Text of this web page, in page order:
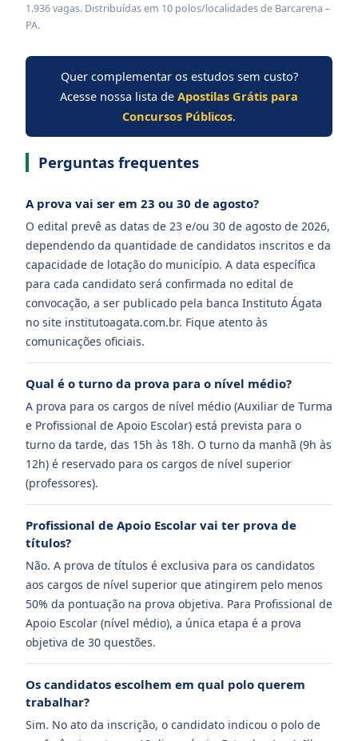
1.936 vagas. Distribuídas em 10 polos/localidades de Barcarena –
PA.
Quer complementar os estudos sem custo?
Acesse nossa lista de Apostilas Grátis para
Concursos Públicos.
Perguntas frequentes
A prova vai ser em 23 ou 30 de agosto?
O edital prevê as datas de 23 e/ou 30 de agosto de 2026,
dependendo da quantidade de candidatos inscritos e da
capacidade de lotação do município. A data específica
para cada candidato será confirmada no edital de
convocação, a ser publicado pela banca Instituto Ágata
no site institutoagata.com.br. Fique atento às
comunicações oficiais.
Qual é o turno da prova para o nível médio?
A prova para os cargos de nível médio (Auxiliar de Turma
e Profissional de Apoio Escolar) está prevista para o
turno da tarde, das 15h às 18h. O turno da manhã (9h às
12h) é reservado para os cargos de nível superior
(professores).
Profissional de Apoio Escolar vai ter prova de
títulos?
Não. A prova de títulos é exclusiva para os candidatos
aos cargos de nível superior que atingirem pelo menos
50% da pontuação na prova objetiva. Para Profissional de
Apoio Escolar (nível médio), a única etapa é a prova
objetiva de 30 questões.
Os candidatos escolhem em qual polo querem
trabalhar?
Sim. No ato da inscrição, o candidato indicou o polo de